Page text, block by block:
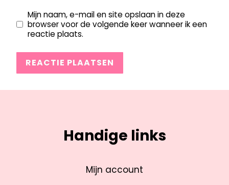
Mijn naam, e-mail en site opslaan in deze
browser voor de volgende keer wanneer ik een
reactie plaats.
Handige links
Mijn account